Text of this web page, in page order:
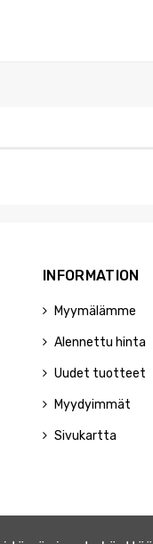
INFORMATION
Myymälämme
Alennettu hinta
Uudet tuotteet
Myydyimmät
Sivukartta